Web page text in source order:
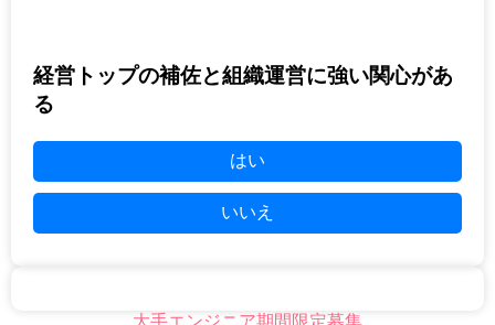
経営トップの補佐と組織運営に強い関心があ
る
はい
いいえ
大手エンジニア期間限定募集